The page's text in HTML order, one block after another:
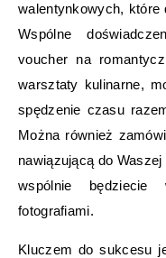
walentynkowych, które
Wspólne
voucher na
warsztaty kulinarne,
spędzenie czasu
Można również
nawiązującą do
wspólnie będziecie
fotografiami.
Kluczem do sukcesu